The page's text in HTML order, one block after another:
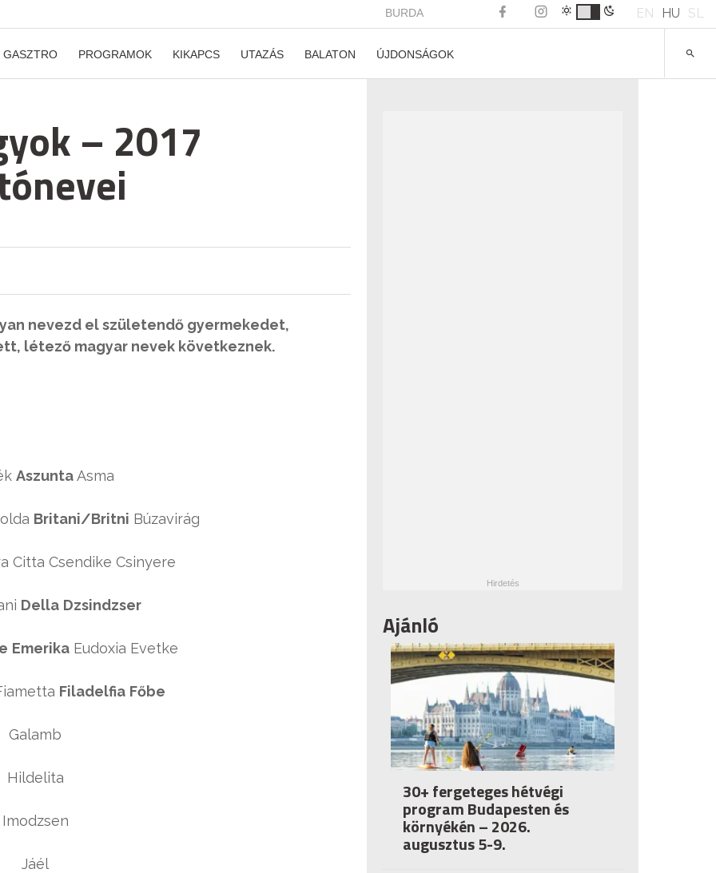
BURDA EN HU SL
GASZTRO PROGRAMOK KIKAPCS UTAZÁS BALATON ÚJDONSÁGOK
– 2017
nevezd el születendő gyermekedet,
létező magyar nevek következnek.
AszuntaAsma
Britani/Britni Búzavirág
Citta Csendike Csinyere
Della Dzsindzser
Emerika Eudoxia Evetke
Filadelfia Főbe
Galamb
Hildelita
Imodzsen
Jáél
Ajánló
30+ fergeteges hétvégi
program Budapesten és
környékén – 2026.
augusztus 5-9.